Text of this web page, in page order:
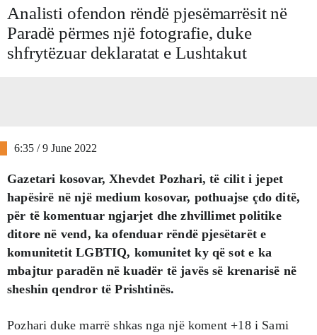
Analisti ofendon rëndë pjesëmarrësit në
Paradë përmes një fotografie, duke
shfrytëzuar deklaratat e Lushtakut
6:35 / 9 June 2022
Gazetari kosovar, Xhevdet Pozhari, të cilit i jepet
hapësirë në një medium kosovar, pothuajse çdo ditë,
për të komentuar ngjarjet dhe zhvillimet politike
ditore në vend, ka ofenduar rëndë pjesëtarët e
komunitetit LGBTIQ, komunitet ky që sot e ka
mbajtur paradën në kuadër të javës së krenarisë në
sheshin qendror të Prishtinës.
Pozhari duke marrë shkas nga një koment +18 i Sami